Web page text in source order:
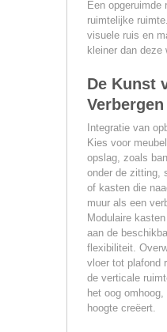
Een opgeruimde
ruimtelijke
visuele ruis en
kleiner dan deze
De Kunst
Verbergen
Integratie van
Kies voor
opslag, zoals
onder de zitting,
of kasten die
muur als een
Modulaire
aan de
flexibiliteit.
vloer tot plafond
de verticale
het oog
hoogte creëert.